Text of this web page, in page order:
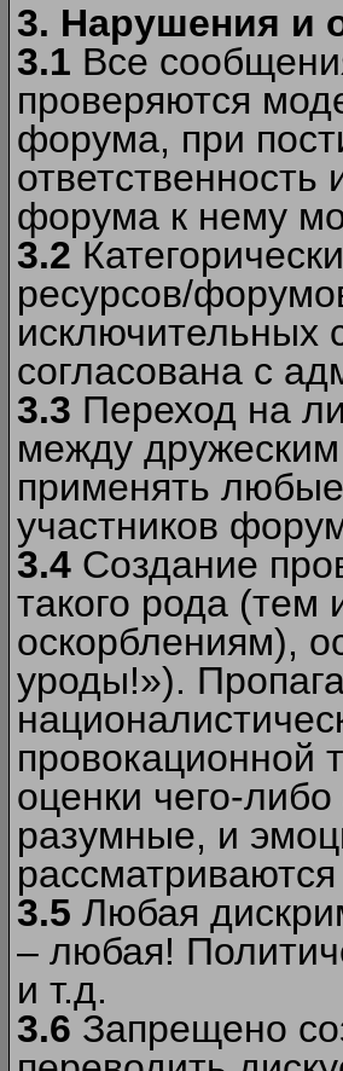
3. Нарушения и
3.1 Все
проверяются
форума, при
форума к нему
3.2
ресурсов/
исключительных
согласована с
3.3 Переход на
между
применять
участников
3.4 Создание
такого рода
оскорблениям),
уроды!»).
провокационной
оценки чего-
разумные, и
3.5 Любая
– любая!
и т.д.
3.6 Запрещено